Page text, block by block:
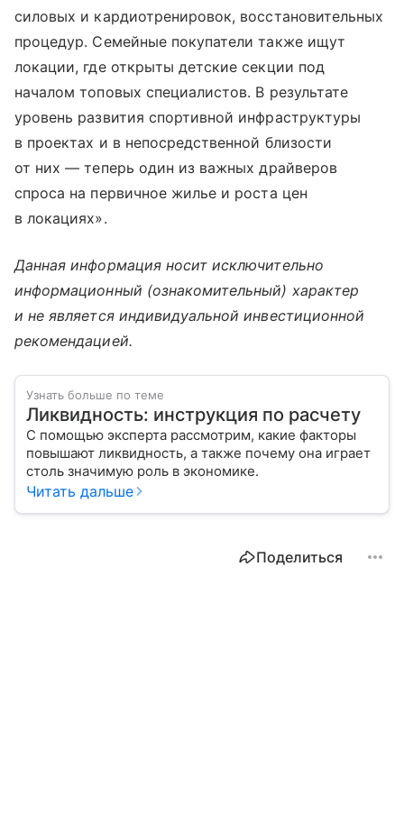
силовых и кардиотренировок, восстановительных
процедур. Семейные покупатели также ищут
локации, где открыты детские секции под
началом топовых специалистов. В результате
уровень развития спортивной инфраструктуры
в проектах и в непосредственной близости
от них — теперь один из важных драйверов
спроса на первичное жилье и роста цен
в локациях».
Данная информация носит исключительно
информационный (ознакомительный) характер
и не является индивидуальной инвестиционной
рекомендацией.
Узнать больше по теме
Ликвидность: инструкция по расчету
С помощью эксперта рассмотрим, какие факторы
повышают ликвидность, а также почему она играет
столь значимую роль в экономике.
Читать дальше
Поделиться